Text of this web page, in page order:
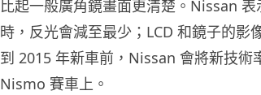
比起一般廣角鏡畫面更清楚。Nissan
時，反光會減至最少；LCD 和鏡子的影
到 2015 年新車前，Nissan 會將新技術
Nismo 賽車上。